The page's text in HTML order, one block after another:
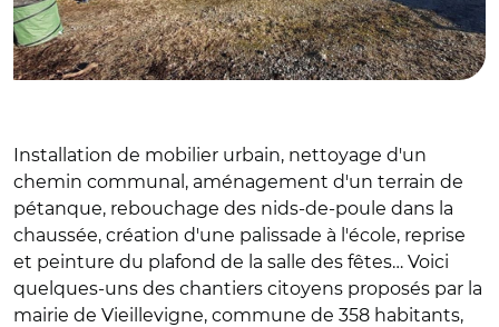
Installation de mobilier urbain, nettoyage d'un
chemin communal, aménagement d'un terrain de
pétanque, rebouchage des nids-de-poule dans la
chaussée, création d'une palissade à l'école, reprise
et peinture du plafond de la salle des fêtes… Voici
quelques-uns des chantiers citoyens proposés par la
mairie de Vieillevigne, commune de 358 habitants,